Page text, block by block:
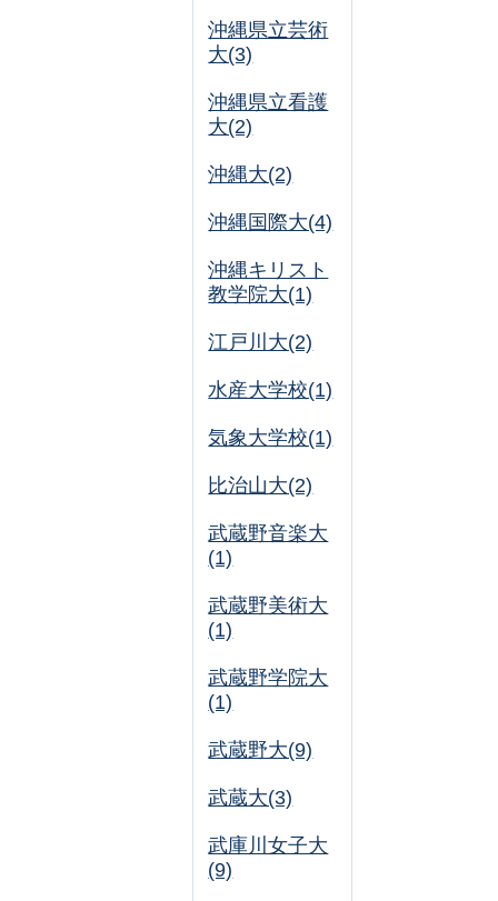
沖縄県立芸術
大(3)
沖縄県立看護
大(2)
沖縄大(2)
沖縄国際大(4)
沖縄キリスト
教学院大(1)
江戸川大(2)
水産大学校(1)
気象大学校(1)
比治山大(2)
武蔵野音楽大
(1)
武蔵野美術大
(1)
武蔵野学院大
(1)
武蔵野大(9)
武蔵大(3)
武庫川女子大
(9)